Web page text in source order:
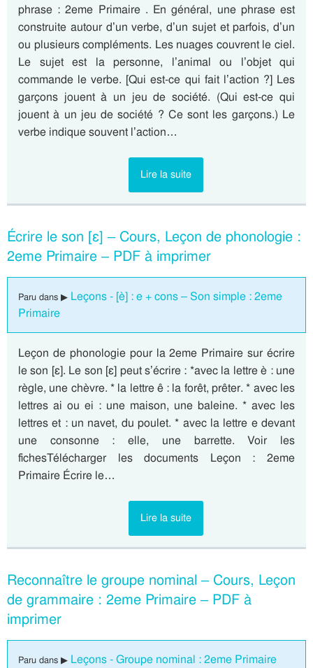
phrase : 2eme Primaire . En général, une phrase est
construite autour d’un verbe, d’un sujet et parfois, d’un
ou plusieurs compléments. Les nuages couvrent le ciel.
Le sujet est la personne, l’animal ou l’objet qui
commande le verbe. [Qui est-ce qui fait l’action ?] Les
garçons jouent à un jeu de société. (Qui est-ce qui
jouent à un jeu de société ? Ce sont les garçons.) Le
verbe indique souvent l’action…
Lire la suite
Écrire le son [ɛ] – Cours, Leçon de phonologie :
2eme Primaire – PDF à imprimer
Paru dans ▶ Leçons - [è] : e + cons – Son simple : 2eme
Primaire
Leçon de phonologie pour la 2eme Primaire sur écrire
le son [ɛ]. Le son [ɛ] peut s’écrire : *avec la lettre è : une
règle, une chèvre. * la lettre ê : la forêt, prêter. * avec les
lettres ai ou ei : une maison, une baleine. * avec les
lettres et : un navet, du poulet. * avec la lettre e devant
une consonne : elle, une barrette. Voir les
fichesTélécharger les documents Leçon : 2eme
Primaire Écrire le…
Lire la suite
Reconnaître le groupe nominal – Cours, Leçon
de grammaire : 2eme Primaire – PDF à
imprimer
Paru dans ▶ Leçons - Groupe nominal : 2eme Primaire